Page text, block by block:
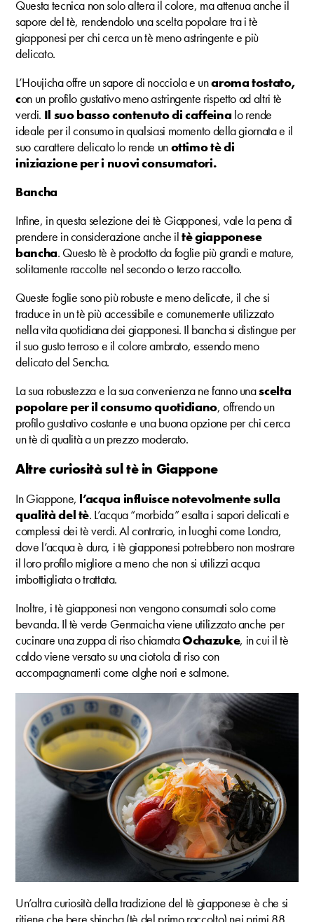
Questa tecnica non solo altera il colore, ma attenua anche il
sapore del tè, rendendolo una scelta popolare tra i tè
giapponesi per chi cerca un tè meno astringente e più
delicato.
L’Houjicha offre un sapore di nocciola e unaroma tostato,
con un profilo gustativo meno astringente rispetto ad altri tè
verdi. Il suo basso contenuto di caffeinalo rende
ideale per il consumo in qualsiasi momento della giornata e il
suo carattere delicato lo rende unottimo tè di
iniziazione per i nuovi consumatori.
Bancha
Infine, in questa selezione dei tè Giapponesi, vale la pena di
prendere in considerazione anche iltè giapponese
bancha. Questo tè è prodotto da foglie più grandi e mature,
solitamente raccolte nel secondo o terzo raccolto.
Queste foglie sono più robuste e meno delicate, il che si
traduce in un tè più accessibile e comunemente utilizzato
nella vita quotidiana dei giapponesi. Il bancha si distingue per
il suo gusto terroso e il colore ambrato, essendo meno
delicato del Sencha.
La sua robustezza e la sua convenienza ne fanno unascelta
popolare per il consumo quotidiano, offrendo un
profilo gustativo costante e una buona opzione per chi cerca
un tè di qualità a un prezzo moderato.
Altre curiosità sul tè in Giappone
In Giappone, l’acqua influisce notevolmente sulla
qualità del tè. L’acqua “morbida” esalta i sapori delicati e
complessi dei tè verdi. Al contrario, in luoghi come Londra,
dove l’acqua è dura, i tè giapponesi potrebbero non mostrare
il loro profilo migliore a meno che non si utilizzi acqua
imbottigliata o trattata.
Inoltre, i tè giapponesi non vengono consumati solo come
bevanda. Il tè verde Genmaicha viene utilizzato anche per
cucinare una zuppa di riso chiamataOchazuke, in cui il tè
caldo viene versato su una ciotola di riso con
accompagnamenti come alghe nori e salmone.
Un’altra curiosità della tradizione del tè giapponese è che si
ritiene che bere shincha (tè del primo raccolto) nei primi 88